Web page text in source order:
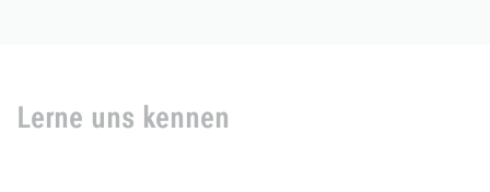
Lerne uns kennen